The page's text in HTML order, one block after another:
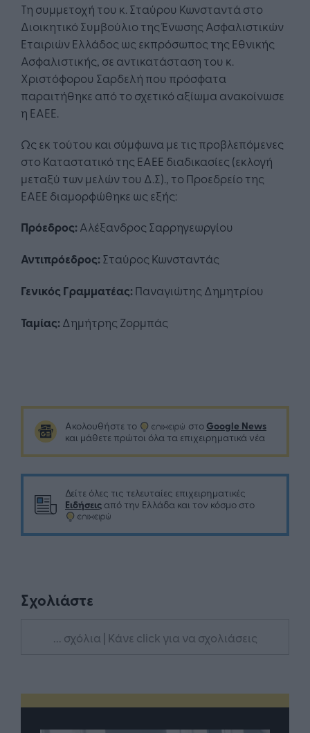
Τη συμμετοχή του κ. Σταύρου Κωνσταντά στο
Διοικητικό Συμβούλιο της Ένωσης Ασφαλιστικών
Εταιριών Ελλάδος ως εκπρόσωπος της Εθνικής
Ασφαλιστικής, σε αντικατάσταση του κ.
Χριστόφορου Σαρδελή που πρόσφατα
παραιτήθηκε από το σχετικό αξίωμα ανακοίνωσε
η ΕΑΕΕ.
Ως εκ τούτου και σύμφωνα με τις προβλεπόμενες
στο Καταστατικό της ΕΑΕΕ διαδικασίες (εκλογή
μεταξύ των μελών του Δ.Σ)., το Προεδρείο της
ΕΑΕΕ διαμορφώθηκε ως εξής:
Πρόεδρος:Αλέξανδρος Σαρρηγεωργίου
Αντιπρόεδρος:Σταύρος Κωνσταντάς
Γενικός Γραμματέας:Παναγιώτης Δημητρίου
Ταμίας:Δημήτρης Ζορμπάς
Ακολουθήστε το στο Google News
και μάθετε πρώτοι όλα τα επιχειρηματικά νέα
Δείτε όλες τις τελευταίες επιχειρηματικές
Ειδήσεις από την Ελλάδα και τον κόσμο στο
Σχολιάστε
... σχόλια | Κάνε click για να σχολιάσεις